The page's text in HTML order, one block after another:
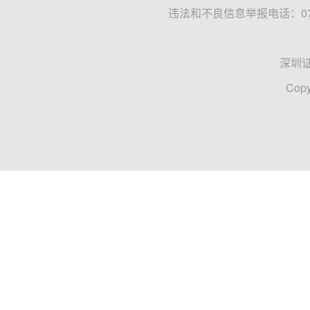
违法和不良信息举报电话：
深圳